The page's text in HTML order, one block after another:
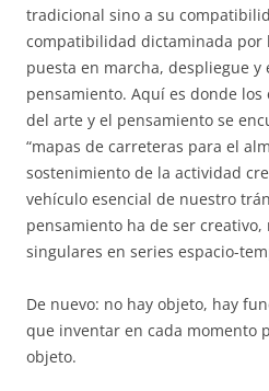
tradicional sino a su
compatibilidad dictaminada por
puesta en marcha, despliegue
pensamiento. Aquí es donde
del arte y el pensamiento se
“mapas de carreteras para el
sostenimiento de la actividad
vehículo esencial de nuestro
pensamiento ha de ser
singulares en series espacio-
De nuevo: no hay objeto, hay
que inventar en cada momento
objeto.